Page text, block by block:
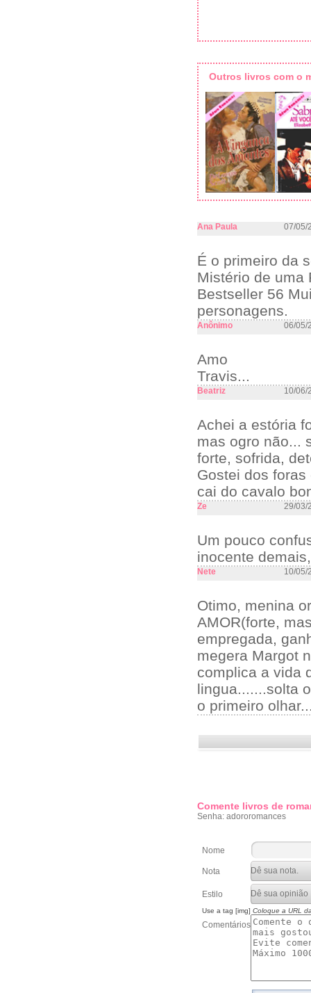
Outros livros com o
Ana Paula 07/05/
É o primeiro da
Mistério de uma
Bestseller 56
personagens.
Anônimo 06/05/
Amo
Travis...
Beatriz 10/06/
Achei a estória
mas ogro não...
forte, sofrida,
Gostei dos
cai do cavalo
Ze 29/03/
Um pouco
inocente
Nete 10/05/
Otimo, menina
AMOR(forte,
empregada,
megera Margot
complica a vida
lingua.......solta
o primeiro
Comente livros de
Senha: adororomances
Nome
Nota
Estilo
Use a tag [img] Coloque a URL
Comentários